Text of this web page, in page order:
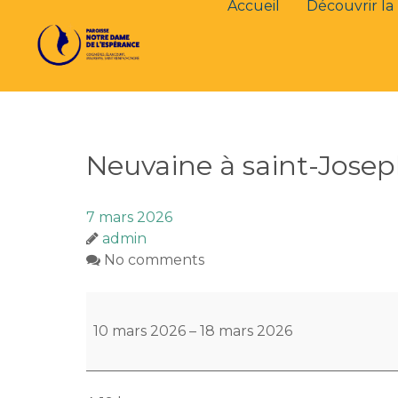
Accueil Découvrir la
Neuvaine à saint-
7 mars 2026
admin
No comments
10 mars 2026 – 18 mars 2026